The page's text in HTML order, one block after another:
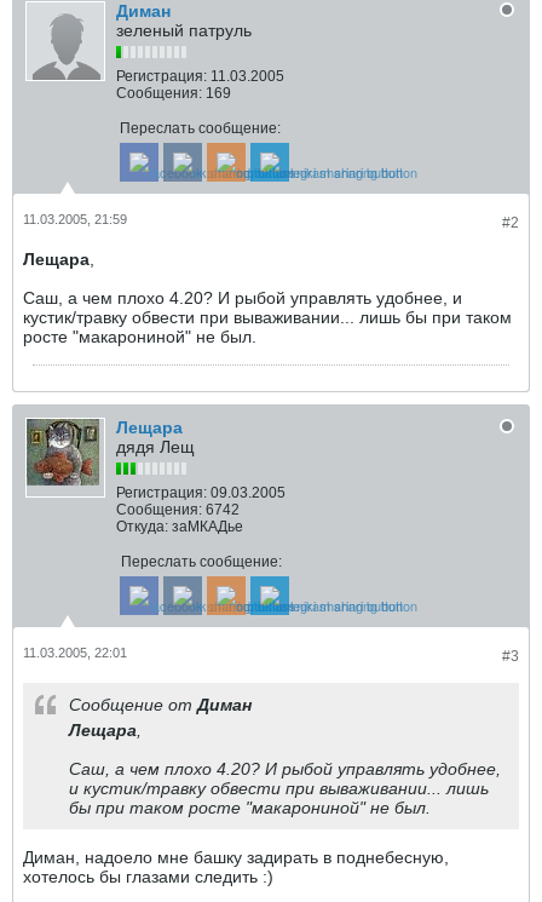
Диман
зеленый патруль
Регистрация: 11.03.2005
Сообщения: 169
Переслать сообщение:
#2
11.03.2005, 21:59
Лещара
Саш, а чем плохо 4.20? И рыбой управлять удобнее, и
кустик/травку обвести при вываживании... лишь бы при таком
росте "макарониной" не был.
Лещара
дядя Лещ
Регистрация: 09.03.2005
Сообщения: 6742
Откуда: заМКАДье
Переслать сообщение:
#3
11.03.2005, 22:01
Сообщение отДиман
Лещара
Саш, а чем плохо 4.20? И рыбой управлять удобнее,
и кустик/травку обвести при вываживании... лишь
бы при таком росте "макарониной" не был.
Диман, надоело мне башку задирать в поднебесную,
хотелось бы глазами следить :)